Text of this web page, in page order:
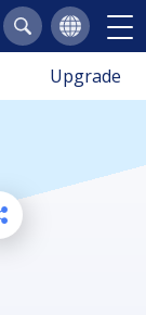
Upgrade